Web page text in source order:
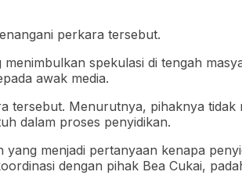
perkara tersebut.
spekulasi di tengah
awak media.
tersebut. Menurutnya, pihaknya tidak
dalam proses penyidikan.
yang menjadi pertanyaan kenapa
dengan pihak Bea Cukai,